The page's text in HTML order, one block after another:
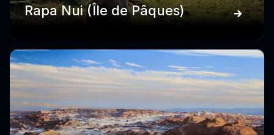
Rapa Nui (Île de Pâques)